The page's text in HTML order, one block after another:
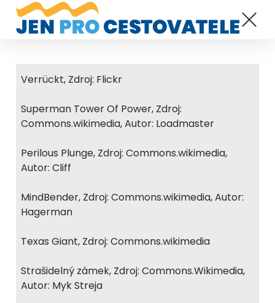
Verrückt, Zdroj: Flickr
Superman Tower Of Power, Zdroj:
Commons.wikimedia, Autor: Loadmaster
Perilous Plunge, Zdroj: Commons.wikimedia,
Autor: Cliff
MindBender, Zdroj: Commons.wikimedia, Autor:
Hagerman
Texas Giant, Zdroj: Commons.wikimedia
Strašidelný zámek, Zdroj: Commons.Wikimedia,
Autor: Myk Streja